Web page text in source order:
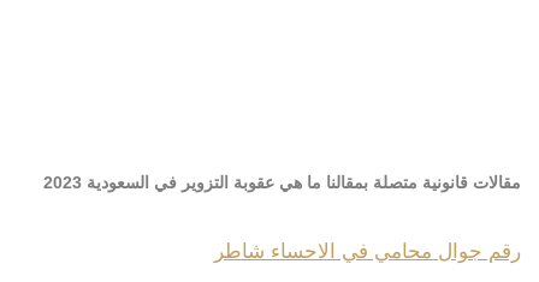
مقالات قانونية متصلة بمقالنا ما هي عقوبة التزوير في السعودية 2023
رقم جوال محامي في الاحساء شاطر